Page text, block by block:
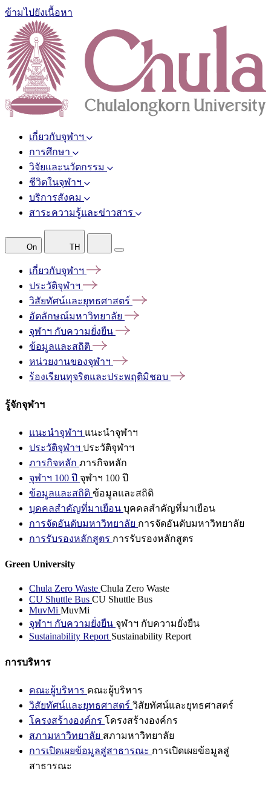
ข้ามไปยังเนื้อหา
เกี่ยวกับจุฬาฯ
การศึกษา
วิจัยและนวัตกรรม
ชีวิตในจุฬาฯ
บริการสังคม
สาระความรู้และข่าวสาร
On TH
เกี่ยวกับจุฬาฯ
ประวัติจุฬาฯ
วิสัยทัศน์และยุทธศาสตร์
อัตลักษณ์มหาวิทยาลัย
จุฬาฯ กับความยั่งยืน
ข้อมูลและสถิติ
หน่วยงานของจุฬาฯ
ร้องเรียนทุจริตและประพฤติมิชอบ
รู้จักจุฬาฯ
แนะนำจุฬาฯ แนะนำจุฬาฯ
ประวัติจุฬาฯ ประวัติจุฬาฯ
ภารกิจหลัก ภารกิจหลัก
จุฬาฯ 100 ปี จุฬาฯ 100 ปี
ข้อมูลและสถิติ ข้อมูลและสถิติ
บุคคลสำคัญที่มาเยือน บุคคลสำคัญที่มาเยือน
การจัดอันดับมหาวิทยาลัย การจัดอันดับมหาวิทยาลัย
การรับรองหลักสูตร การรับรองหลักสูตร
Green University
Chula Zero Waste Chula Zero Waste
CU Shuttle Bus CU Shuttle Bus
MuvMi MuvMi
จุฬาฯ กับความยั่งยืน จุฬาฯ กับความยั่งยืน
Sustainability Report Sustainability Report
การบริหาร
คณะผู้บริหาร คณะผู้บริหาร
วิสัยทัศน์และยุทธศาสตร์ วิสัยทัศน์และยุทธศาสตร์
โครงสร้างองค์กร โครงสร้างองค์กร
สภามหาวิทยาลัย สภามหาวิทยาลัย
การเปิดเผยข้อมูลสู่สาธารณะ การเปิดเผยข้อมูลสู่
สาธารณะ